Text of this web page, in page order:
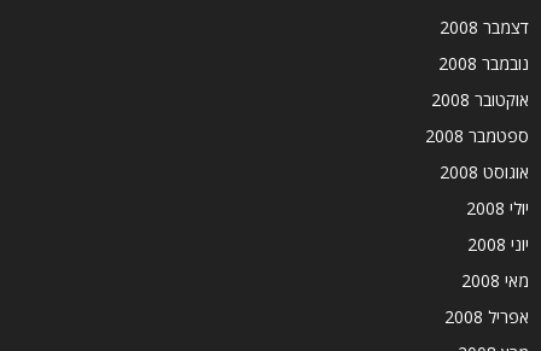
דצמבר 2008
נובמבר 2008
אוקטובר 2008
ספטמבר 2008
אוגוסט 2008
יולי 2008
יוני 2008
מאי 2008
אפריל 2008